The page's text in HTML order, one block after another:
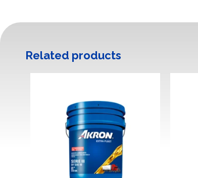
Related products